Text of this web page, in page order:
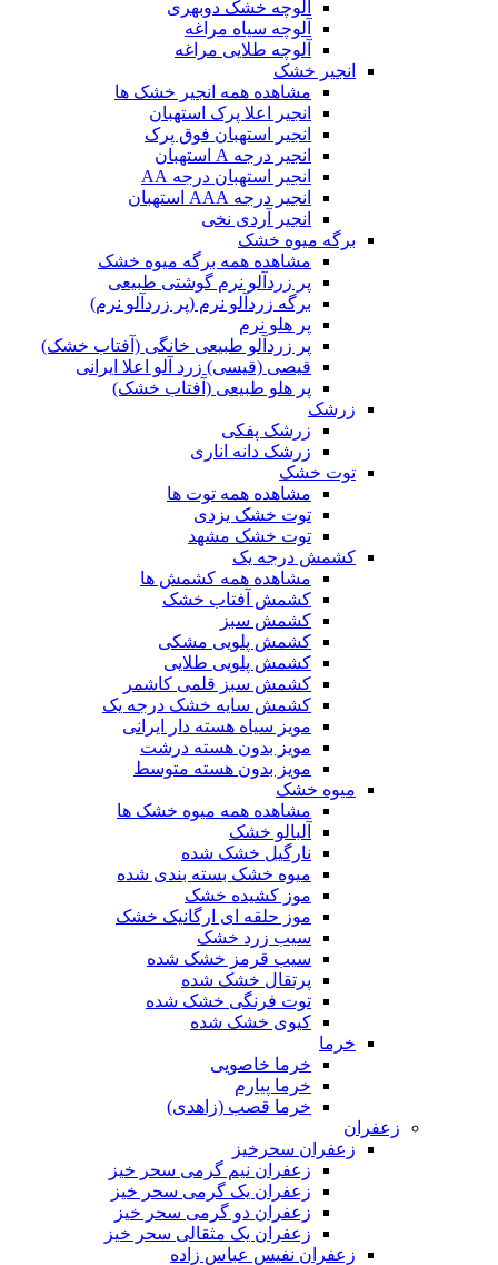
آلوچه خشک دوبهری
آلوچه سیاه مراغه
آلوچه طلایی مراغه
انجیر خشک
مشاهده همه انجیر خشک ها
انجیر اعلا پرک استهبان
انجیر استهبان فوق پرک
انجیر درجه A استهبان
انجیر استهبان درجه AA
انجیر درجه AAA استهبان
انجیر آردی نخی
برگه میوه خشک
مشاهده همه برگه میوه خشک
پر زردآلو نرم گوشتی طبیعی
برگه زردآلو نرم (پر زردآلو نرم)
پر هلو نرم
پر زردآلو طبیعی خانگی (آفتاب خشک)
قیصی (قیسی) زرد آلو اعلا ایرانی
پر هلو طبیعی (آفتاب خشک)
زرشک
زرشک پفکی
زرشک دانه اناری
توت خشک
مشاهده همه توت ها
توت خشک یزدی
توت خشک مشهد
کشمش درجه یک
مشاهده همه کشمش ها
کشمش آفتاب خشک
کشمش سبز
کشمش پلویی مشکی
کشمش پلویی طلایی
کشمش سبز قلمی کاشمر
کشمش سایه خشک درجه یک
مویز سیاه هسته دار ایرانی
مویز بدون هسته درشت
مویز بدون هسته متوسط
میوه خشک
مشاهده همه میوه خشک ها
آلبالو خشک
نارگیل خشک شده
میوه خشک بسته بندی شده
موز کشیده خشک
موز حلقه ای ارگانیک خشک
سیب زرد خشک
سیب قرمز خشک شده
پرتقال خشک شده
توت فرنگی خشک شده
کیوی خشک شده
خرما
خرما خاصویی
خرما پیارم
خرما قصب (زاهدی)
زعفران
زعفران سحرخیز
زعفران نیم گرمی سحر خیز
زعفران یک گرمی سحر خیز
زعفران دو گرمی سحر خیز
زعفران یک مثقالی سحر خیز
زعفران نفیس عباس زاده